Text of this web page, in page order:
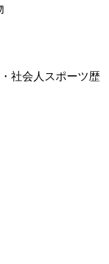
社会人スポーツ歴